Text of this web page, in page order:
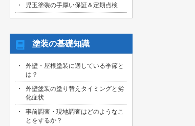
2026/07/31
2026/07/31
塗装工事の御見積依頼を頂きました！
2026/07/31
名古屋市守山区のお客様より、屋根塗装
工事の御見積依頼を頂きました！
2026/07/29
児玉塗装の手厚い保証＆定期点検
塗装の基礎知識
外壁・屋根塗装に適している季節と
は？
外壁塗装の塗り替えタイミングと劣
化症状
事前調査・現地調査はどのようなこ
とをするか？